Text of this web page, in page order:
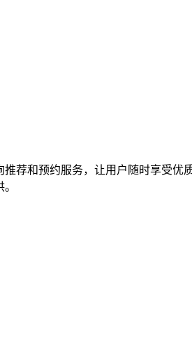
荐和预约服务，让用户随时享受